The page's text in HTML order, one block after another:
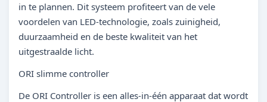
in te plannen. Dit systeem profiteert van de vele
voordelen van LED-technologie, zoals zuinigheid,
duurzaamheid en de beste kwaliteit van het
uitgestraalde licht.
ORI slimme controller
De ORI Controller is een alles-in-één apparaat dat wordt